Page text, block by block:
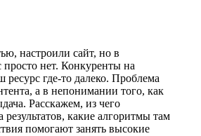
настроили сайт, но в
просто нет. Конкуренты на
ресурс где-то далеко. Проблема
а в непонимании того, как
Расскажем, из чего
результатов, какие алгоритмы там
помогают занять высокие